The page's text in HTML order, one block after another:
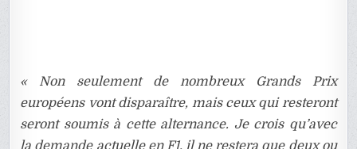
« Non seulement de nombreux Grands Prix
européens vont disparaître, mais ceux qui resteront
seront soumis à cette alternance. Je crois qu’avec
la demande actuelle en F1, il ne restera que deux ou